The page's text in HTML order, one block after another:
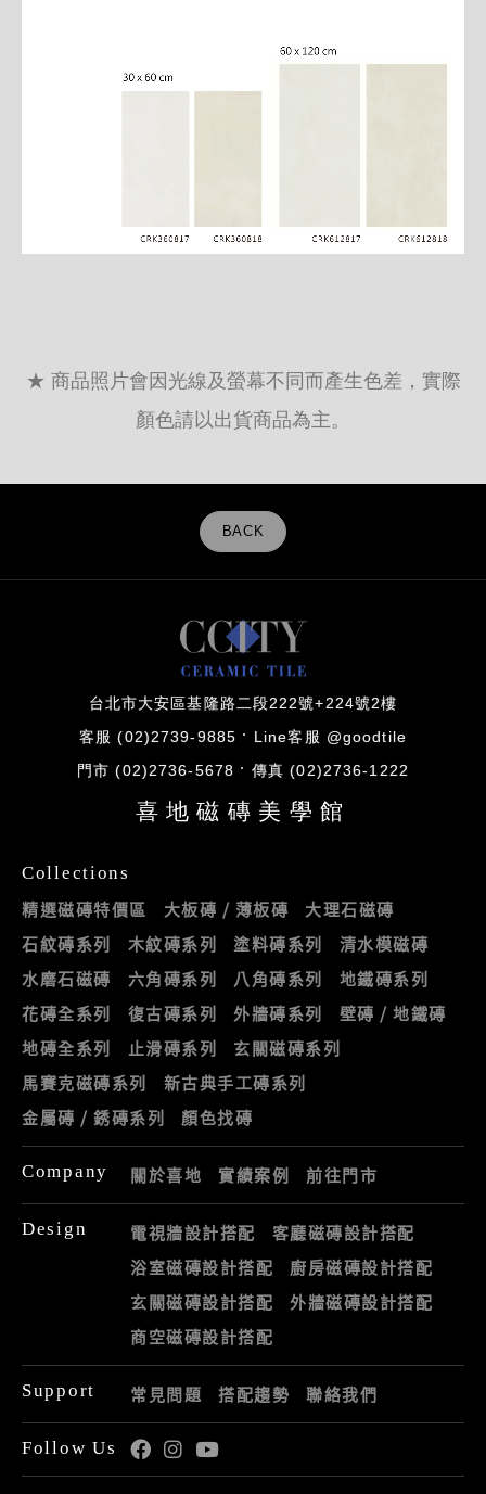
★ 商品照片會因光線及螢幕不同而產生色差，實際
顏色請以出貨商品為主。
BACK
台北市大安區基隆路二段222號+224號2樓
客服 (02)2739-9885 Line客服 @goodtile
門市 (02)2736-5678 傳真 (02)2736-1222
喜地磁磚美學館
Collections
精選磁磚特價區 大板磚 / 薄板磚
大理石磁磚
石紋磚系列
木紋磚系列 塗料磚系列
清水模磁磚
水磨石磁磚
六角磚系列 八角磚系列
地鐵磚系列
花磚全系列
復古磚系列 外牆磚系列
壁磚 / 地鐵磚
地磚全系列
止滑磚系列
玄關磁磚系列
馬賽克磁磚系列
新古典手工磚系列
金屬磚 / 銹磚系列
顏色找磚
Company 關於喜地 實績案例 前往門市
Design 電視牆設計搭配
客廳磁磚設計搭配
浴室磁磚設計搭配
廚房磁磚設計搭配
玄關磁磚設計搭配
外牆磁磚設計搭配
商空磁磚設計搭配
Support 常見問題 搭配趨勢 聯絡我們
Follow Us